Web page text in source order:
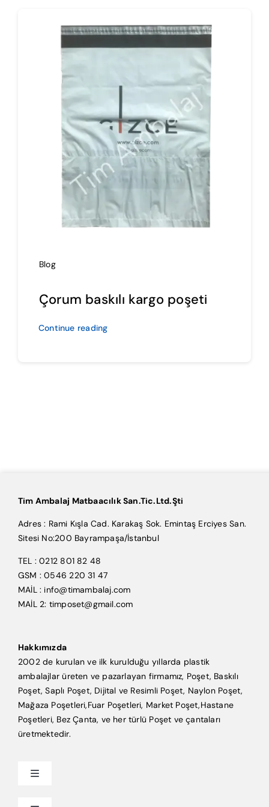
Blog
Çorum baskılı kargo poşeti
Continue reading
Tim Ambalaj Matbaacılık San.Tic.Ltd.Şti
Adres : Rami Kışla Cad. Karakaş Sok. Emintaş Erciyes San.
Sitesi No:200 Bayrampaşa/İstanbul
TEL : 0212 801 82 48
GSM : 0546 220 31 47
MAİL : info@timambalaj.com
MAİL 2: timposet@gmail.com
Hakkımızda
2002 de kurulan ve ilk kurulduğu yıllarda plastik
ambalajlar üreten ve pazarlayan firmamız, Poşet, Baskılı
Poşet, Saplı Poşet, Dijital ve Resimli Poşet, Naylon Poşet,
Mağaza Poşetleri,Fuar Poşetleri, Market Poşet,Hastane
Poşetleri, Bez Çanta, ve her türlü Poşet ve çantaları
üretmektedir.
Toggle